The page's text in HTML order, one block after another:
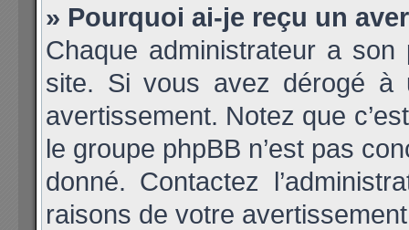
» Pourquoi ai-je reçu un
Chaque administrateur a
site. Si vous avez dérogé à
avertissement. Notez que
le groupe phpBB n’est pas
donné. Contactez
raisons de votre